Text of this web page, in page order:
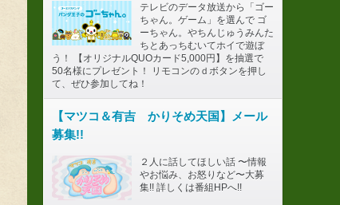
テレビのデータ放送から「ゴー
ちゃん。ゲーム」を選んで ゴ
ーちゃん。やちんじゅうみんた
ちとあっちむいてホイで遊ぼ
う！ 【オリジナルQUOカード5,000円】を抽選で
50名様にプレゼント！ リモコンのｄボタンを押し
て、ぜひ参加してね！
【マツコ＆有吉 かりそめ天国】メール
募集!!
２人に話してほしい話 〜情報
やお悩み、お怒りなど〜大募
集!! 詳しくは番組HPへ!!